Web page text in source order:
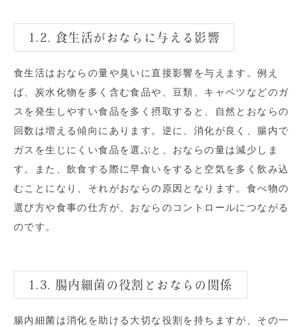
1.2. 食生活がおならに与える影響
食生活はおならの量や臭いに直接影響を与えます。例え
ば、炭水化物を多く含む食品や、豆類、キャベツなどのガ
スを発生しやすい食品を多く摂取すると、自然とおならの
回数は増える傾向にあります。逆に、消化が良く、腸内で
ガスを生じにくい食品を選ぶと、おならの量は減少しま
す。また、飲食する際に早食いをすると空気を多く飲み込
むことになり、それがおならの原因となります。食べ物の
選び方や食事の仕方が、おならのコントロールにつながる
のです。
1.3. 腸内細菌の役割とおならの関係
腸内細菌は消化を助ける大切な役割を持ちますが、その一